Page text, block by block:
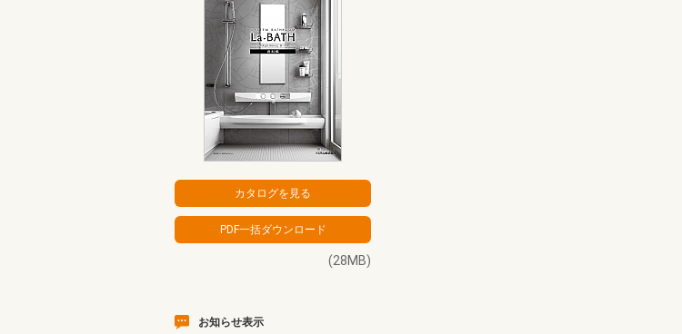
(28MB)
お知らせ表示